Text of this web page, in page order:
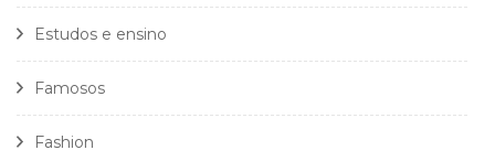
Estudos e ensino
Famosos
Fashion